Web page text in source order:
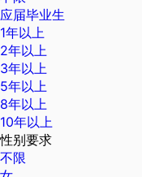
应届毕业生
1年以上
2年以上
3年以上
5年以上
8年以上
10年以上
性别要求
不限